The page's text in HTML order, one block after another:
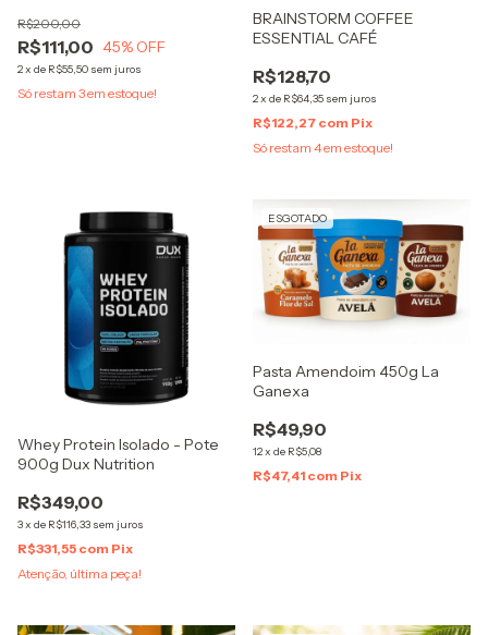
Sabor Maracujá | Suplemento
Melatoni
R$111,00
R$200,00
45% OFF
2x de R$55,50 sem juros
Só restam 3em estoque!
BRAINSTORM COFFEE
ESSENTIAL CAFÉ
R$128,70
2x de R$64,35 sem juros
R$122,27 com Pix
Só restam 4em estoque!
Whey Protein Isolado - Pote
900g Dux Nutrition
R$349,00
3x de R$116,33 sem juros
R$331,55 com Pix
Atenção, última peça!
ESGOTADO
Pasta Amendoim 450g La
Ganexa
R$49,90
12x de R$5,08
R$47,41 com Pix